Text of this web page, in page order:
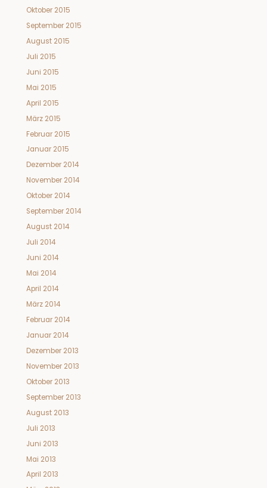
Oktober 2015
September 2015
August 2015
Juli 2015
Juni 2015
Mai 2015
April 2015
März 2015
Februar 2015
Januar 2015
Dezember 2014
November 2014
Oktober 2014
September 2014
August 2014
Juli 2014
Juni 2014
Mai 2014
April 2014
März 2014
Februar 2014
Januar 2014
Dezember 2013
November 2013
Oktober 2013
September 2013
August 2013
Juli 2013
Juni 2013
Mai 2013
April 2013